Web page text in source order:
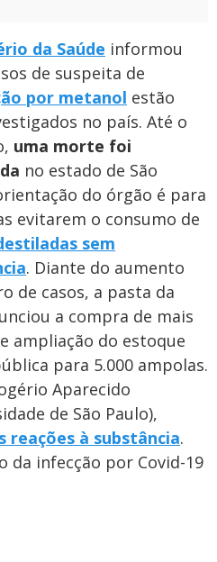
da Saúde informou
de suspeita de
por metanol estão
no país. Até o
uma morte foi
no estado de São
do órgão é para
evitarem o consumo de
sem
. Diante do aumento
de casos, a pasta da
a compra de mais
ampliação do estoque
para 5.000 ampolas.
Aparecido
de São Paulo),
reações à substância.
da infecção por Covid-19